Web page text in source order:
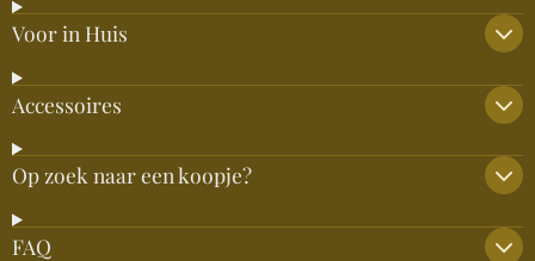
Voor in Huis
Accessoires
Op zoek naar een koopje?
FAQ